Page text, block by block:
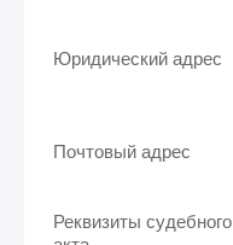
Юридический адрес
Почтовый адрес
Реквизиты судебного